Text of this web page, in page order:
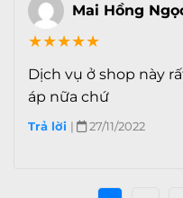
>>> Mua ngay hôm
Mai Hồng
★★★★★
Dịch vụ ở shop này
áp nữa chứ
Trả lời | 27/11/2022